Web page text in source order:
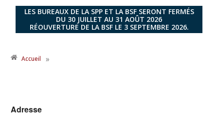
LES BUREAUX DE LA SPP ET LA BSF SERONT FERMÉS
DU 30 JUILLET AU 31 AOÛT 2026
RÉOUVERTURE DE LA BSF LE 3 SEPTEMBRE 2026.
Accueil »
Adresse